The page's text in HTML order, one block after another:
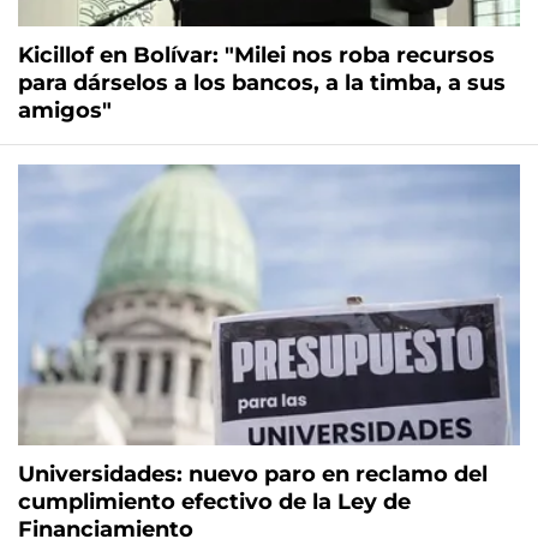
Kicillof en Bolívar: "Milei nos roba recursos
para dárselos a los bancos, a la timba, a sus
amigos"
Universidades: nuevo paro en reclamo del
cumplimiento efectivo de la Ley de
Financiamiento